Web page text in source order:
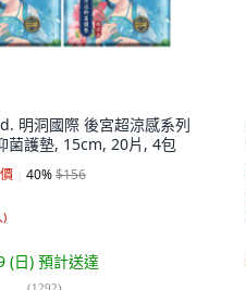
明洞國際 後宮超涼感系列
菌護墊, 15cm, 20片, 4包
40%$156
)
(日) 預計送達
(1292)